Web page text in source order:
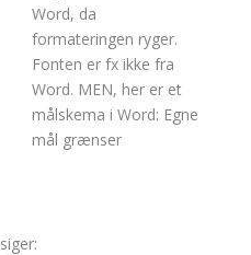
Word, da
formateringen ryger.
Fonten er fx ikke fra
Word. MEN, her er et
målskema i Word: Egne
mål grænser
siger: